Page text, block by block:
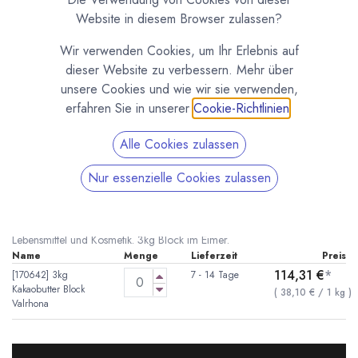
Kakaobutter Block von Valrhona
(0 Rezension)
Lebensmittel und Kosmetik. 3kg Block im Eimer.
Name Menge Lieferzeit
Preis
[170642] 3kg
Kakaobutter Block
Valrhona
7 - 14 Tage 114,31 €*
( 38,10 € /1 kg )
Website in diesem Browser zulassen?
Wir verwenden Cookies, um Ihr Erlebnis auf
dieser Website zu verbessern. Mehr über
unsere Cookies und wie wir sie verwenden,
erfahren Sie in unserer Cookie-Richtlinien
Alle Cookies zulassen
Nur essenzielle Cookies zulassen